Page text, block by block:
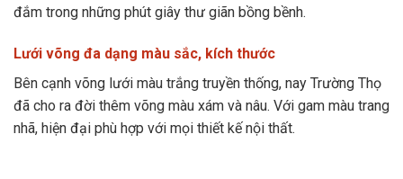
đắm trong những phút giây thư giãn bồng bềnh.
Lưới võng đa dạng màu sắc, kích thước
Bên cạnh võng lưới màu trắng truyền thống, nay Trường Thọ
đã cho ra đời thêm võng màu xám và nâu. Với gam màu trang
nhã, hiện đại phù hợp với mọi thiết kế nội thất.